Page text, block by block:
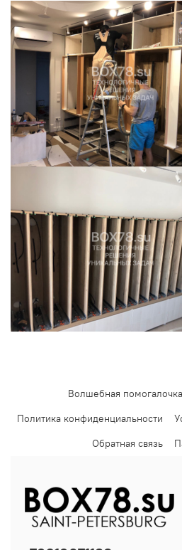
Волшебная помогалочка
Политика конфиденциальности
Обратная связь